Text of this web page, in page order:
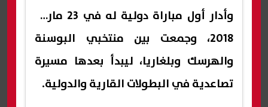
وأدار أول مباراة دولية له في 23 مارس
2018، وجمعت بين منتخبي البوسنة
والهرسك وبلغاريا، ليبدأ بعدها مسيرة
تصاعدية في البطولات القارية والدولية.